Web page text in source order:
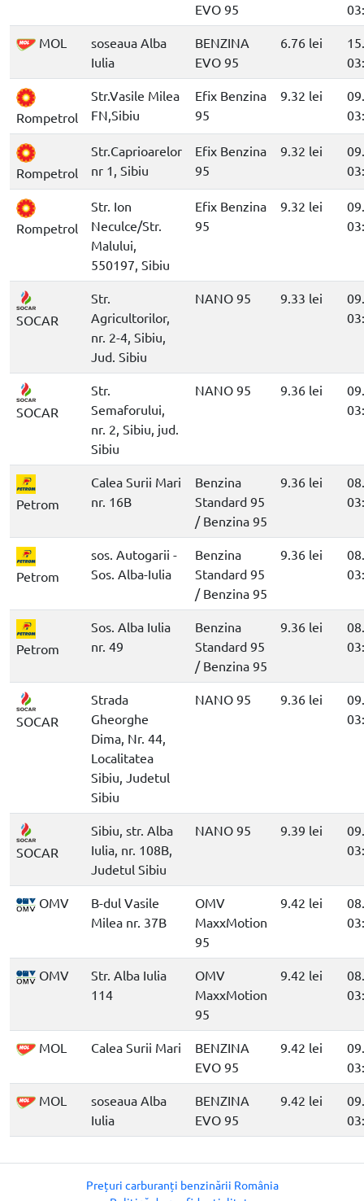
EVO 95
MOL
soseaua Alba
Iulia
BENZINA
EVO 95
6.76 lei
Rompetrol
Str.Vasile Milea
FN,Sibiu
Efix Benzina
95
9.32 lei
Rompetrol
Str.Caprioarelor
nr 1, Sibiu
Efix Benzina
95
9.32 lei
Rompetrol
Str. Ion
Neculce/Str.
Malului,
550197, Sibiu
Efix Benzina
95
9.32 lei
SOCAR
Str.
Agricultorilor,
nr. 2-4, Sibiu,
Jud. Sibiu
NANO 95 9.33 lei
SOCAR
Str.
Semaforului,
nr. 2, Sibiu, jud.
Sibiu
NANO 95 9.36 lei
Petrom
Calea Surii Mari
nr. 16B
Benzina
Standard 95
/ Benzina 95
9.36 lei
Petrom
sos. Autogarii -
Sos. Alba-Iulia
Benzina
Standard 95
/ Benzina 95
9.36 lei
Petrom
Sos. Alba Iulia
nr. 49
Benzina
Standard 95
/ Benzina 95
9.36 lei
SOCAR
Strada
Gheorghe
Dima, Nr. 44,
Localitatea
Sibiu, Judetul
Sibiu
NANO 95 9.36 lei
SOCAR
Sibiu, str. Alba
Iulia, nr. 108B,
Judetul Sibiu
NANO 95 9.39 lei
OMV
B-dul Vasile
Milea nr. 37B
OMV
MaxxMotion
95
9.42 lei
OMV
Str. Alba Iulia
114
OMV
MaxxMotion
95
9.42 lei
MOL Calea Surii Mari
BENZINA
EVO 95
9.42 lei
MOL
soseaua Alba
Iulia
BENZINA
EVO 95
9.42 lei
Prețuri carburanți benzinării România